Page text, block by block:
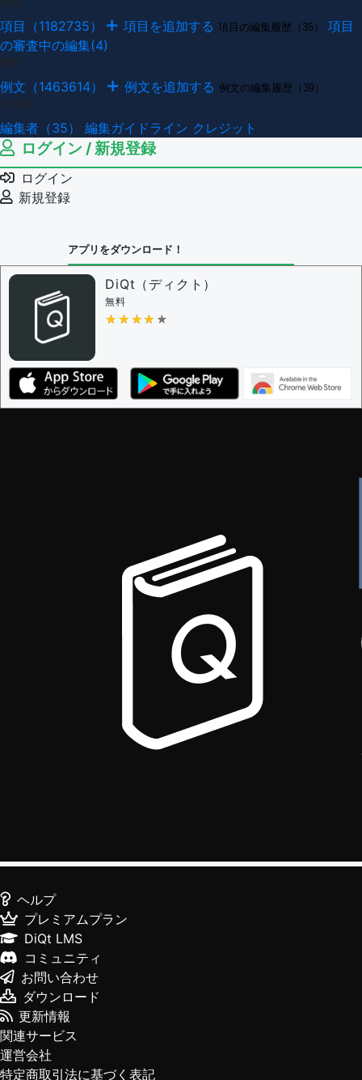
項目（1182735） 項目を追加する 項目の編集履歴（35）
項目
の審査中の編集(4)
例文（1463614） 例文を追加する 例文の編集履歴（39）
編集者（35） 編集ガイドライン クレジット
ログイン / 新規登録
ログイン
新規登録
アプリをダウンロード！
DiQt（ディクト）
無料
★★★★★
★★★★★
ヘルプ
プレミアムプラン
DiQt LMS
コミュニティ
お問い合わせ
ダウンロード
更新情報
関連サービス
運営会社
特定商取引法に基づく表記